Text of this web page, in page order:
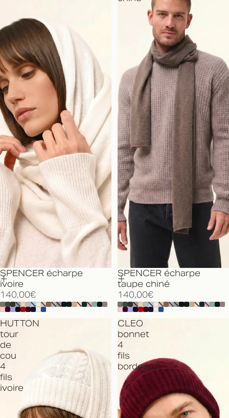
SPENCER écharpe
ivoire
140,00€
SPENCER écharpe
taupe chiné
140,00€
HUTTON
tour
de
cou
4
fils
ivoire
CLEO
bonnet
4
fils
bordeaux